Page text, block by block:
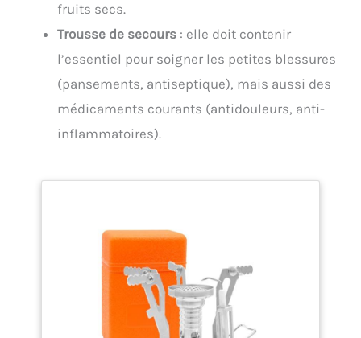
fruits secs.
Trousse de secours : elle doit contenir
l’essentiel pour soigner les petites blessures
(pansements, antiseptique), mais aussi des
médicaments courants (antidouleurs, anti-
inflammatoires).